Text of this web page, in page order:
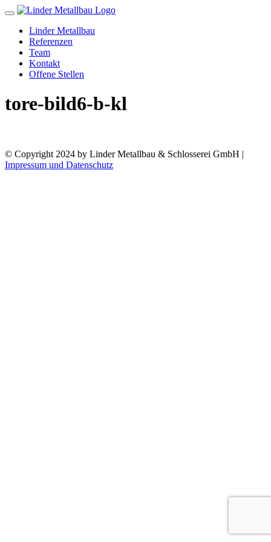
Toggle
navigationLinder Metallbau
Referenzen
Team
Kontakt
Offene Stellen
tore-bild6-b-kl
© Copyright 2024 by Linder Metallbau & Schlosserei GmbH |
Impressum und Datenschutz